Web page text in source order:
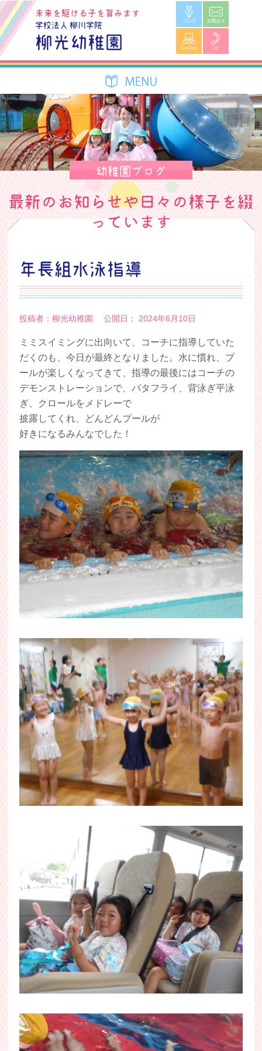
学校法人 柳川学院
柳光幼稚園
未来を駆ける子を育みます ブログ
SiteMap
幼稚園ブログ
最新のお知らせや日々の様子を綴
っています
年長組水泳指導
投稿者：柳光幼稚園 公開日： 2024年6月10日
ミミスイミングに出向いて、コーチに指導していた
だくのも、今日が最終となりました。水に慣れ、プ
ールが楽しくなってきて、指導の最後にはコーチの
デモンストレーションで、バタフライ、背泳ぎ平泳
ぎ、クロールをメドレーで
披露してくれ、どんどんプールが
好きになるみんなでした！